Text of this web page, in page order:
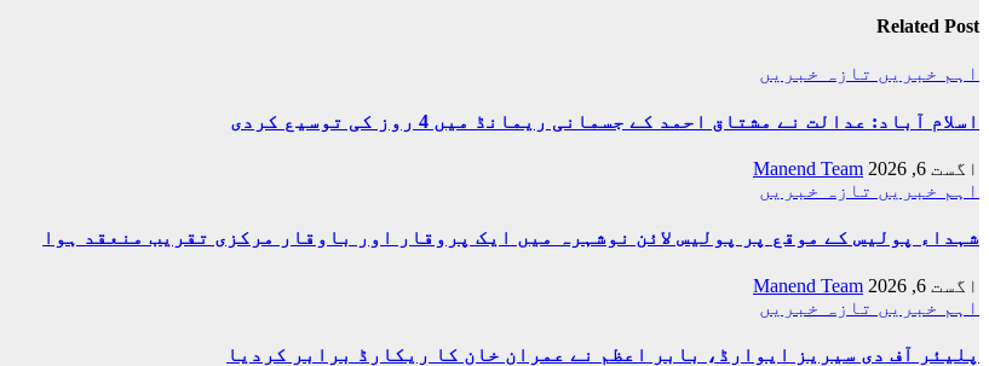
Related Post
اہم خبریں تازہ خبریں
اسلام آباد: عدالت نے مشتاق احمد کے جسمانی ریمانڈ میں 4 روز کی توسیع کردی
اگست 6, 2026
Manend Team
اہم خبریں تازہ خبریں
شہداء پولیس کے موقع پر پولیس لائن نوشہرہ میں ایک پروقار اور باوقار مرکزی تقریب منعقد ہوا
اگست 6, 2026
Manend Team
اہم خبریں تازہ خبریں
پلیئر آف دی سیریز ایوارڈ، بابر اعظم نے عمران خان کا ریکارڈ برابر کردیا